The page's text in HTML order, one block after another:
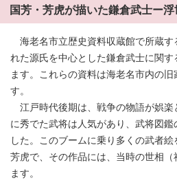
国芳・芳虎が描いた鎌倉武士ー
海老名市立歴史資料収蔵館で所蔵す
れた源氏を中心とした鎌倉武士に関
ます。これらの資料は海老名市内の
す。
江戸時代後期は、戦争の物語が娯楽
に秀でた武将は人気があり、武将図鑑
した。このブームに乗り多くの武者絵
芳虎で、その作品には、当時の世相
ます。